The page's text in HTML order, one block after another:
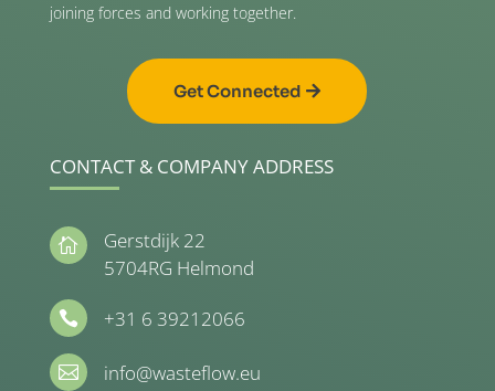
joining forces and working together.
Get Connected
CONTACT & COMPANY ADDRESS

Gerstdijk 22
5704RG Helmond
 +31 6 39212066
 info@wasteflow.eu